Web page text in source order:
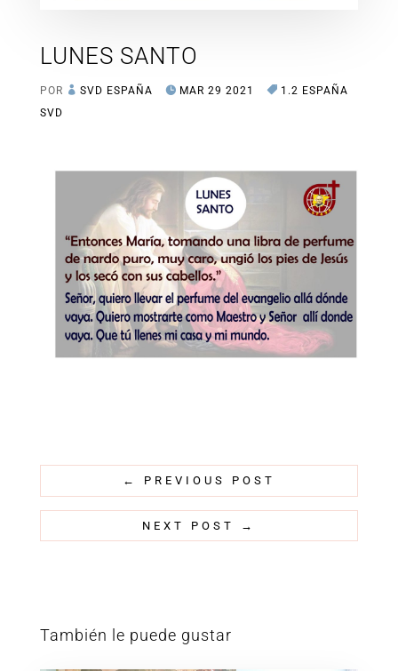
LUNES SANTO
POR SVD ESPAÑA MAR 29 2021
1.2 ESPAÑA
SVD
← PREVIOUS POST
NEXT POST →
También le puede gustar